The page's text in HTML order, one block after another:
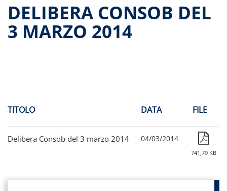
Proventi distribuiti
Documenti di offerta
Contatti
DELIBERA CONSOB DEL
3 MARZO 2014
TITOLO DATA FILE
Delibera Consob del 3 marzo 2014 04/03/2014
741,79 KB